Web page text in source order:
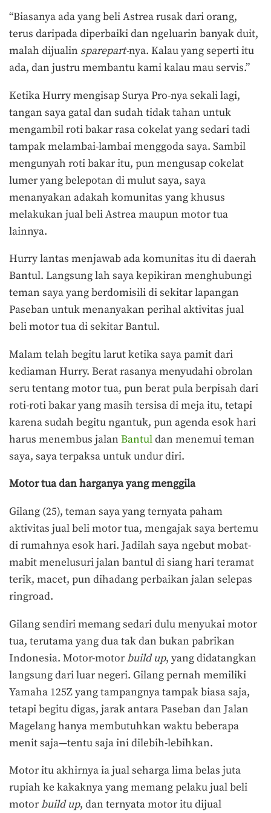
“Biasanya ada yang beli Astrea rusak dari orang,
terus daripada diperbaiki dan ngeluarin banyak duit,
malah dijualin sparepart-nya. Kalau yang seperti itu
ada, dan justru membantu kami kalau mau servis.”
Ketika Hurry mengisap Surya Pro-nya sekali lagi,
tangan saya gatal dan sudah tidak tahan untuk
mengambil roti bakar rasa cokelat yang sedari tadi
tampak melambai-lambai menggoda saya. Sambil
mengunyah roti bakar itu, pun mengusap cokelat
lumer yang belepotan di mulut saya, saya
menanyakan adakah komunitas yang khusus
melakukan jual beli Astrea maupun motor tua
lainnya.
Hurry lantas menjawab ada komunitas itu di daerah
Bantul. Langsung lah saya kepikiran menghubungi
teman saya yang berdomisili di sekitar lapangan
Paseban untuk menanyakan perihal aktivitas jual
beli motor tua di sekitar Bantul.
Malam telah begitu larut ketika saya pamit dari
kediaman Hurry. Berat rasanya menyudahi obrolan
seru tentang motor tua, pun berat pula berpisah dari
roti-roti bakar yang masih tersisa di meja itu, tetapi
karena sudah begitu ngantuk, pun agenda esok hari
harus menembus jalan Bantuldan menemui teman
saya, saya terpaksa untuk undur diri.
Motor tua dan harganya yang menggila
Gilang (25), teman saya yang ternyata paham
aktivitas jual beli motor tua, mengajak saya bertemu
di rumahnya esok hari. Jadilah saya ngebut mobat-
mabit menelusuri jalan bantul di siang hari teramat
terik, macet, pun dihadang perbaikan jalan selepas
ringroad.
Gilang sendiri memang sedari dulu menyukai motor
tua, terutama yang dua tak dan bukan pabrikan
Indonesia. Motor-motorbuild up, yang didatangkan
langsung dari luar negeri. Gilang pernah memiliki
Yamaha 125Z yang tampangnya tampak biasa saja,
tetapi begitu digas, jarak antara Paseban dan Jalan
Magelang hanya membutuhkan waktu beberapa
menit saja—tentu saja ini dilebih-lebihkan.
Motor itu akhirnya ia jual seharga lima belas juta
rupiah ke kakaknya yang memang pelaku jual beli
motorbuild up, dan ternyata motor itu dijual